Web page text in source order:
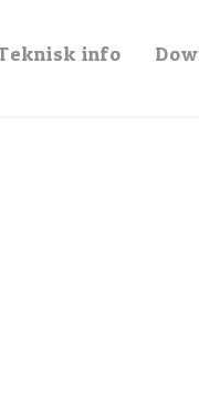
info
kvalitet og